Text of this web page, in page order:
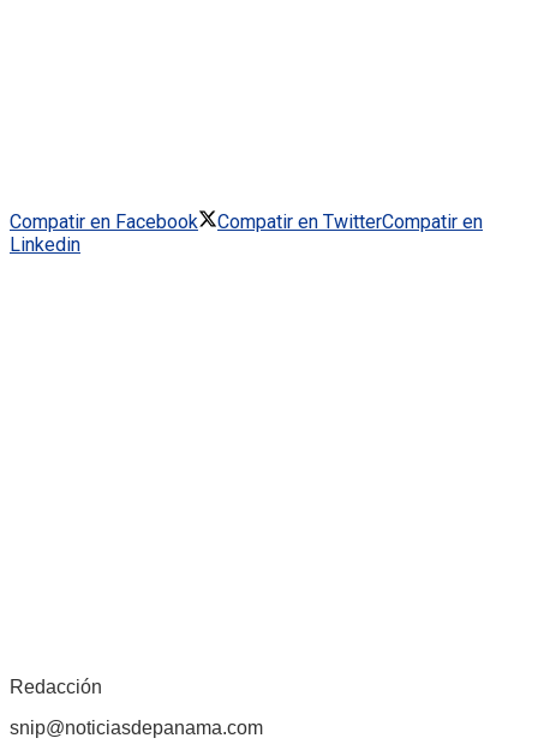
Compatir en Facebook Compatir en TwitterCompatir en
Linkedin
Redacción
snip@noticiasdepanama.com